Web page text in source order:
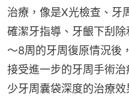
治療，像是X光檢查、牙
確潔牙指導、牙齦下刮
～8周的牙周復原情況後
接受進一步的牙周手術
少牙周囊袋深度的治療